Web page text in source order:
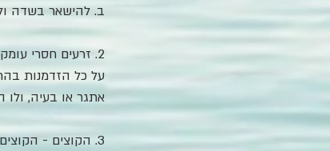
ב. להישאר בשדה
2. זרעים חסרי
על כל הזדמנות
אתגר או בעיה, ולו
3. הקוצים -